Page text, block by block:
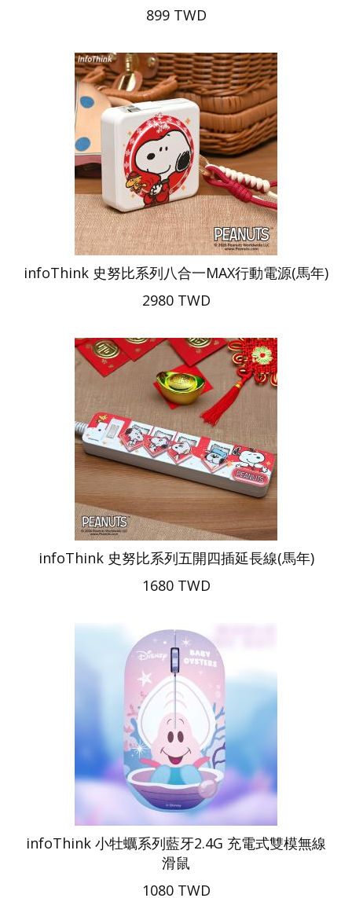
899 TWD
infoThink 史努比系列八合一MAX行動電源(馬年)
2980 TWD
infoThink 史努比系列五開四插延長線(馬年)
1680 TWD
infoThink 小牡蠣系列藍牙2.4G 充電式雙模無線
滑鼠
1080 TWD